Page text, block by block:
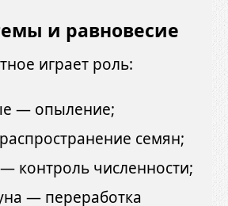
и равновесие
играет роль:
— опыление;
семян;
контроль численности;
— переработка